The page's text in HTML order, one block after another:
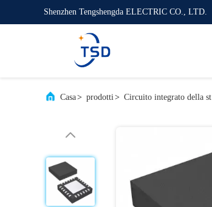
Shenzhen Tengshengda ELECTRIC CO., LTD.
Casa> prodotti> Circuito integrato della st